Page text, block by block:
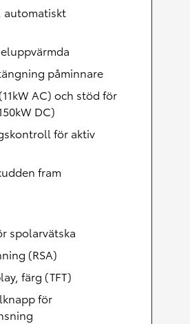
automatiskt
påminnare
AC) och stöd för
DC)
för aktiv
fram
spolarvätska
(RSA)
färg (TFT)
för